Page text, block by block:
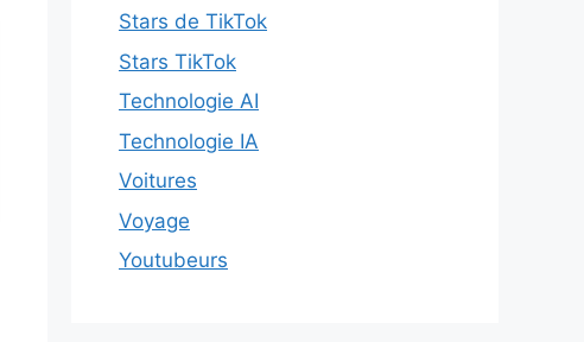
Stars de TikTok
Stars TikTok
Technologie AI
Technologie IA
Voitures
Voyage
Youtubeurs